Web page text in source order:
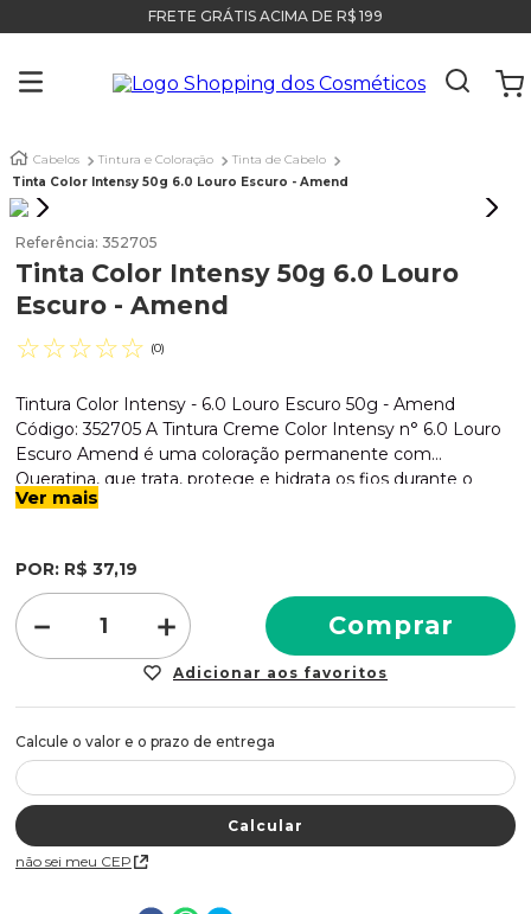
FRETE GRÁTIS ACIMA DE R$ 199
Cabelos Tintura e Coloração
Tinta de Cabelo
Tinta Color Intensy 50g 6.0 Louro Escuro - Amend
Referência: 352705
Tinta Color Intensy 50g 6.0 Louro
Escuro - Amend
☆☆☆☆☆ (0)
Tintura Color Intensy - 6.0 Louro Escuro 50g - Amend
Código: 352705 A Tintura Creme Color Intensy n° 6.0 Louro
Escuro Amend é uma coloração permanente com
Queratina, que trata, protege e hidrata os fios durante o
processo da coloração. Promove perfeita cobertura dos
cabelo 5X superior a quantidade oferecida por uma
coloração de mercado, proporcionando maior durabilidade
da cor mesmo após 15 lavagens. Código de barras:
7896852611937 Tipo: Tintura Capilar Quant.Aprox: 50g Cor:
6.0 Louro Escuro Marca: Amend
Ver mais
POR: R$ 37,19
＋
－ Comprar
Não sei meu CEP